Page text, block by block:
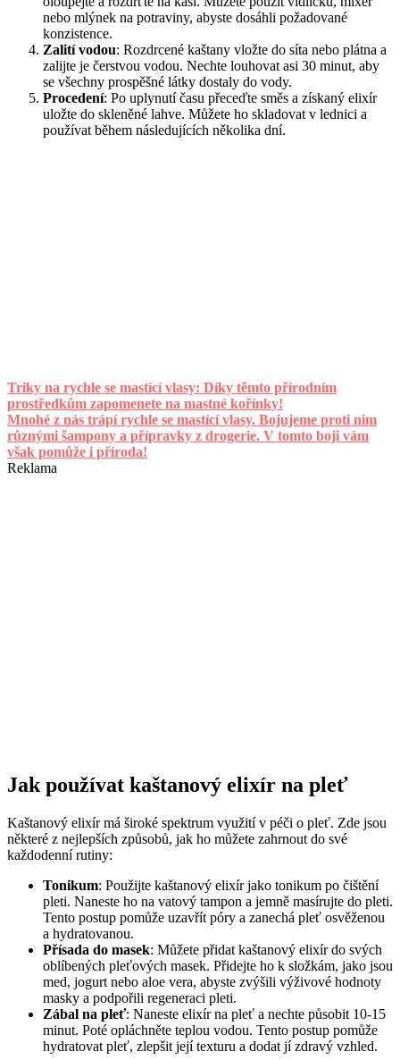
nebo mlýnek na potraviny, abyste dosáhli požadované
konzistence.
Zalití vodou: Rozdrcené kaštany vložte do síta nebo plátna a
zalijte je čerstvou vodou. Nechte louhovat asi 30 minut, aby
se všechny prospěšné látky dostaly do vody.
Procedení: Po uplynutí času přeceďte směs a získaný elixír
uložte do skleněné lahve. Můžete ho skladovat v lednici a
používat během následujících několika dní.
Triky na rychle se mastící vlasy: Díky těmto přírodním
prostředkům zapomenete na mastné kořínky!
Mnohé z nás trápí rychle se mastící vlasy. Bojujeme proti nim
různými šampony a přípravky z drogerie. V tomto boji vám
však pomůže i příroda!
Reklama
Jak používat kaštanový elixír na pleť
Kaštanový elixír má široké spektrum využití v péči o pleť. Zde jsou
některé z nejlepších způsobů, jak ho můžete zahrnout do své
každodenní rutiny:
Tonikum: Použijte kaštanový elixír jako tonikum po čištění
pleti. Naneste ho na vatový tampon a jemně masírujte do pleti.
Tento postup pomůže uzavřít póry a zanechá pleť osvěženou
a hydratovanou.
Přísada do masek: Můžete přidat kaštanový elixír do svých
oblíbených pleťových masek. Přidejte ho k složkám, jako jsou
med, jogurt nebo aloe vera, abyste zvýšili výživové hodnoty
masky a podpořili regeneraci pleti.
Zábal na pleť: Naneste elixír na pleť a nechte působit 10-15
minut. Poté opláchněte teplou vodou. Tento postup pomůže
hydratovat pleť, zlepšit její texturu a dodat jí zdravý vzhled.